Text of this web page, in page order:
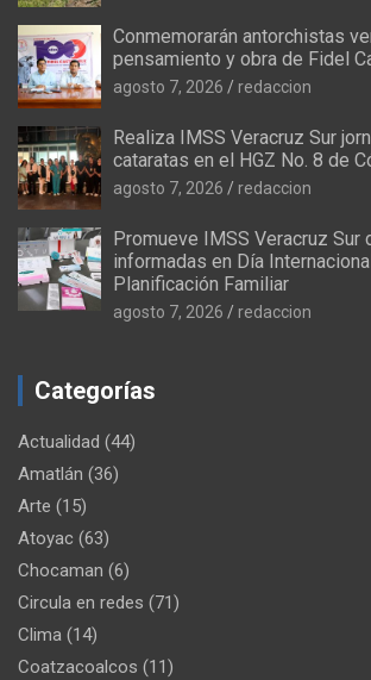
Conmemorarán antorchistas
pensamiento y obra de Fidel
agosto 7, 2026 redaccion
Realiza IMSS Veracruz Sur
cataratas en el HGZ No. 8 de
agosto 7, 2026 redaccion
Promueve IMSS Veracruz Sur
informadas en Día
Planificación Familiar
agosto 7, 2026 redaccion
Categorías
Actualidad (44)
Amatlán (36)
Arte (15)
Atoyac (63)
Chocaman (6)
Circula en redes (71)
Clima (14)
Coatzacoalcos (11)